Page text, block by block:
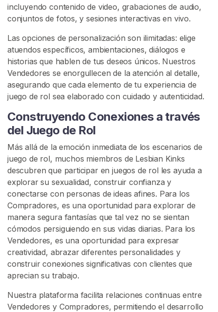
incluyendo contenido de video, grabaciones de audio,
conjuntos de fotos, y sesiones interactivas en vivo.
Las opciones de personalización son ilimitadas: elige
atuendos específicos, ambientaciones, diálogos e
historias que hablen de tus deseos únicos. Nuestros
Vendedores se enorgullecen de la atención al detalle,
asegurando que cada elemento de tu experiencia de
juego de rol sea elaborado con cuidado y autenticidad.
Construyendo Conexiones a través
del Juego de Rol
Más allá de la emoción inmediata de los escenarios de
juego de rol, muchos miembros de Lesbian Kinks
descubren que participar en juegos de rol les ayuda a
explorar su sexualidad, construir confianza y
conectarse con personas de ideas afines. Para los
Compradores, es una oportunidad para explorar de
manera segura fantasías que tal vez no se sientan
cómodos persiguiendo en sus vidas diarias. Para los
Vendedores, es una oportunidad para expresar
creatividad, abrazar diferentes personalidades y
construir conexiones significativas con clientes que
aprecian su trabajo.
Nuestra plataforma facilita relaciones continuas entre
Vendedores y Compradores, permitiendo el desarrollo
b
i
o
L
e
s
b
a
n
a
D
e
s
a
t
a
d
a
B
U
S
A
R